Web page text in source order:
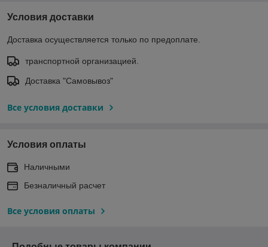
Условия доставки
Доставка осуществляется только по предоплате.
транспортной организацией.
Доставка "Самовывоз"
Все условия доставки
Условия оплаты
Наличными
Безналичный расчет
Все условия оплаты